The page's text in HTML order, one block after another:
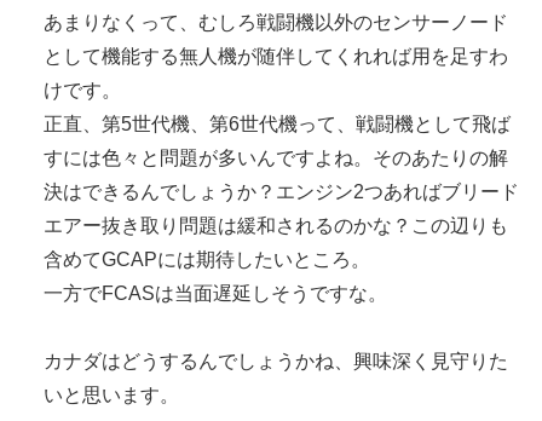
あまりなくって、むしろ戦闘機以外のセンサーノード
として機能する無人機が随伴してくれれば用を足すわ
けです。
正直、第5世代機、第6世代機って、戦闘機として飛ば
すには色々と問題が多いんですよね。そのあたりの解
決はできるんでしょうか？エンジン2つあればブリード
エアー抜き取り問題は緩和されるのかな？この辺りも
含めてGCAPには期待したいところ。
一方でFCASは当面遅延しそうですな。
カナダはどうするんでしょうかね、興味深く見守りた
いと思います。